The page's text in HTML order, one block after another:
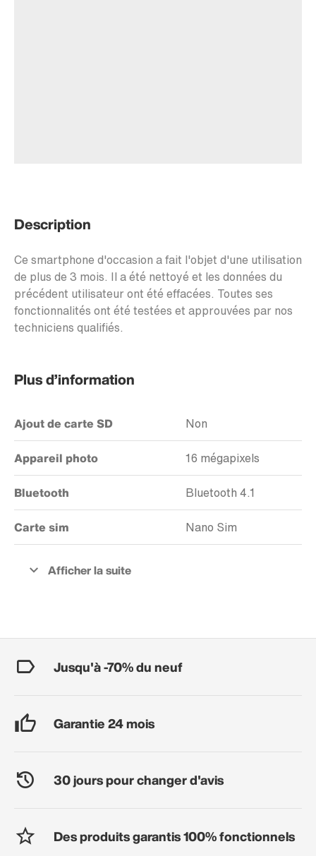
Description
Ce smartphone d'occasion a fait l'objet d'une utilisation
de plus de 3 mois. Il a été nettoyé et les données du
précédent utilisateur ont été effacées. Toutes ses
fonctionnalités ont été testées et approuvées par nos
techniciens qualifiés.
Plus d’information
Ajout de carte SD Non
Appareil photo 16 mégapixels
Bluetooth Bluetooth 4.1
Carte sim Nano Sim
Jusqu'à -70% du neuf
Garantie 24 mois
30 jours pour changer d'avis
Des produits garantis 100% fonctionnels